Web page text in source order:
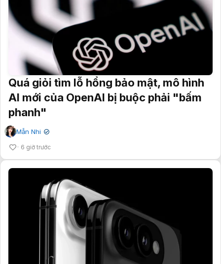
Quá giỏi tìm lỗ hổng bảo mật, mô hình
AI mới của OpenAI bị buộc phải "bấm
phanh"
Mẫn Nhi ✔
6 giờ trước